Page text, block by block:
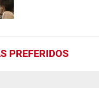
PREFERIDOS